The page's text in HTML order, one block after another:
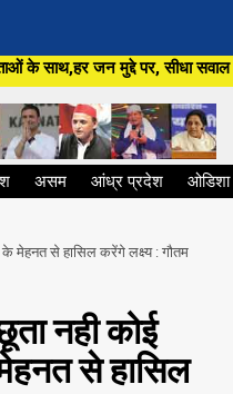
पर, सीधा सवाल सरकार से
असम आंध्र प्रदेश ओडिशा
के मेहनत से हासिल करेंगे लक्ष्य : गौतम
नही कोई
से हासिल